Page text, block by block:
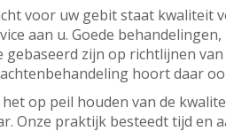
voor uw gebit staat kwaliteit
aan u. Goede
gebaseerd zijn op richtlijnen
hoort daar
op peil houden van de
Onze praktijk besteedt tijd en